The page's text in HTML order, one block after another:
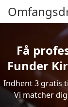
Få
Funder
Indhent 3 gratis
Vi matcher